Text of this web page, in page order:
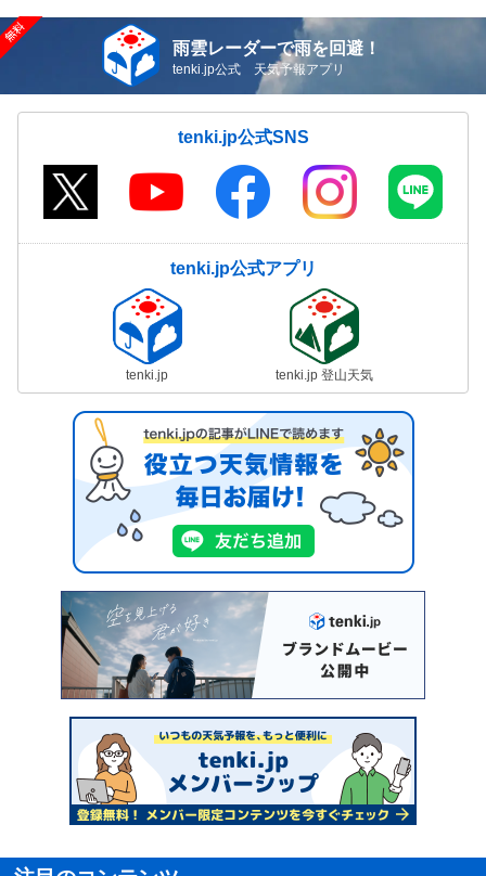
雨雲レーダーで雨を回避！
tenki.jp公式 天気予報アプリ
tenki.jp公式SNS
tenki.jp公式アプリ
tenki.jp tenki.jp 登山天気